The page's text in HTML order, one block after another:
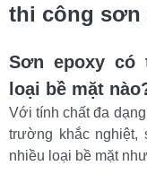
thi công sơn
Sơn epoxy có
loại bề mặt
Với tính chất đa
trường khắc
nhiều loại bề mặt